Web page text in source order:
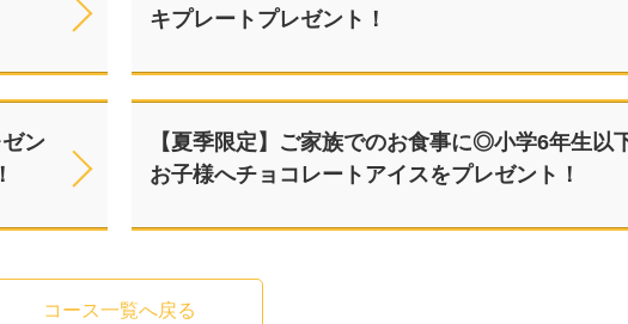
キプレートプレゼント！
ン
【夏季限定】ご家族でのお食事に◎小学6年生以
お子様へチョコレートアイスをプレゼント！
コース一覧へ戻る